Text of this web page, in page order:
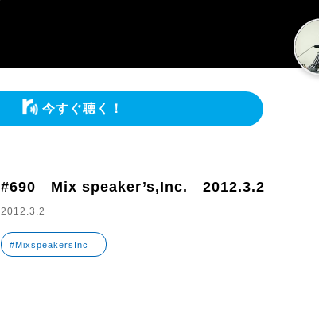
今すぐ聴く！
#690 Mix speaker’s,Inc. 2012.3.2
2012.3.2
#MixspeakersInc